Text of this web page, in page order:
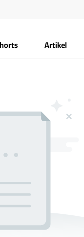
Artikel